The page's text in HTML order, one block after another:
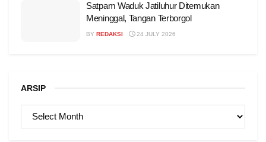
Satpam Waduk Jatiluhur Ditemukan
Meninggal, Tangan Terborgol
BY REDAKSI 24 JULY 2026
ARSIP
ARSIP